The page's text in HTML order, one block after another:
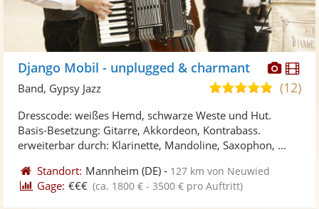
Django Mobil - unplugged & charmant
5,0(12)
Band, Gypsy Jazz
Dresscode: weißes Hemd, schwarze Weste und Hut.
Basis-Besetzung: Gitarre, Akkordeon, Kontrabass.
erweiterbar durch: Klarinette, Mandoline, Saxophon, ...
Standort: Mannheim (DE) - 127 km von Neuwied
Gage: €€€ (ca. 1800 € - 3500 € pro Auftritt)